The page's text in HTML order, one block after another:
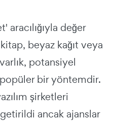
değer
beyaz kağıt veya
potansiyel
bir yöntemdir.
şirketleri
ancak ajanslar